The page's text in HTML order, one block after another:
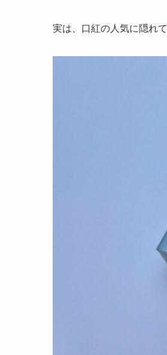
実は、口紅の人気に隠れて